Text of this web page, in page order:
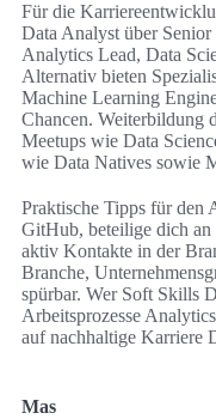
Für die
Data Analyst über
Analytics Lead, Data
Alternativ bieten
Machine Learning
Chancen. Weiterbildung
Meetups wie Data
wie Data Natives sowie
Praktische Tipps für den
GitHub, beteilige dich an
aktiv Kontakte in der
Branche,
spürbar. Wer Soft Skills
Arbeitsprozesse
auf nachhaltige Karriere
Mas